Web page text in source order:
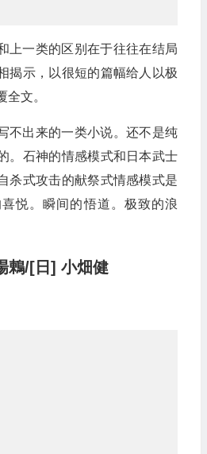
上一类的区别在于往往在结局
揭示，以很短的篇幅给人以极
文。
不出来的一类小说。还不是纯
。石神的情感模式和日本武士
杀式攻击的献祭式情感模式是
悦。瞬间的悟道。极致的浪
鶇/[日] 小畑健